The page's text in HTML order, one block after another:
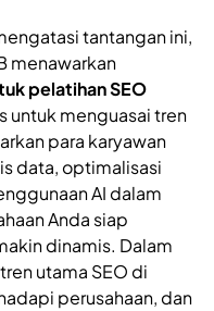
tantangan ini,
menawarkan
pelatihan SEO
untuk menguasai tren
para karyawan
data, optimalisasi
AI dalam
Anda siap
dinamis. Dalam
utama SEO di
perusahaan, dan